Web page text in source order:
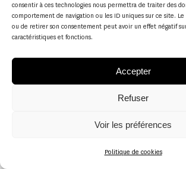
consentir à ces technologies nous permettra de traiter des
comportement de navigation ou les ID uniques sur ce site.
ou de retirer son consentement peut avoir un effet négatif
caractéristiques et fonctions.
Accepter
Refuser
Voir les préférences
Politique de cookies
Conditions générales